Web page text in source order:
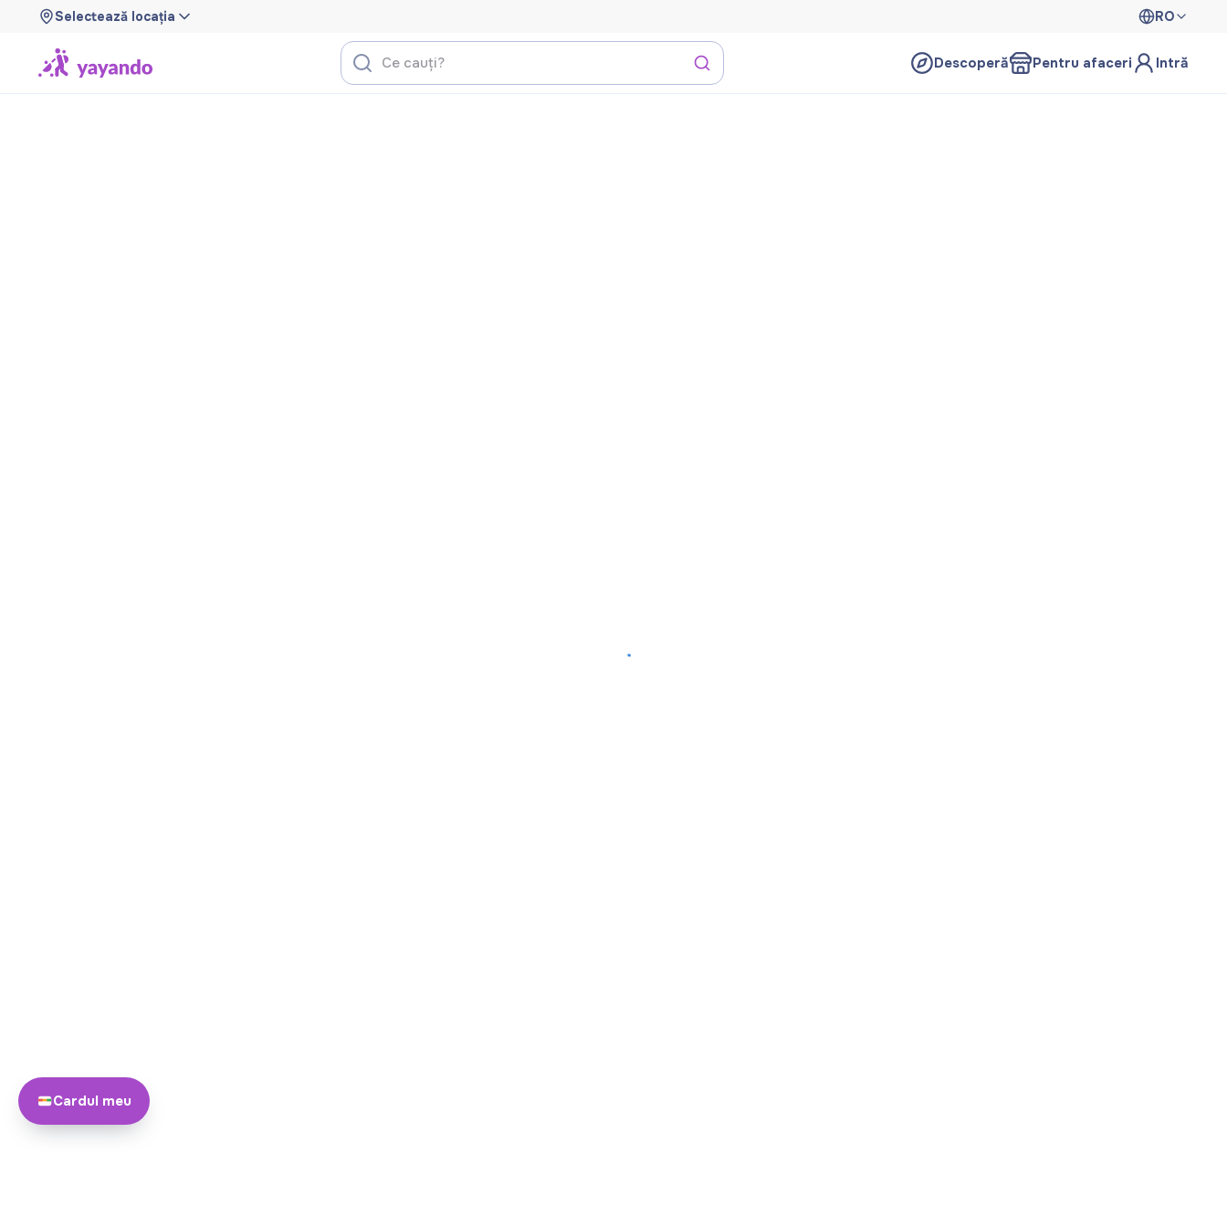
Selectează locația RO
Descoperă Pentru afaceri Intră
Cardul meu